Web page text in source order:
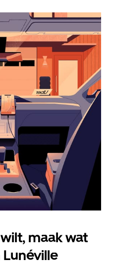
maak wat